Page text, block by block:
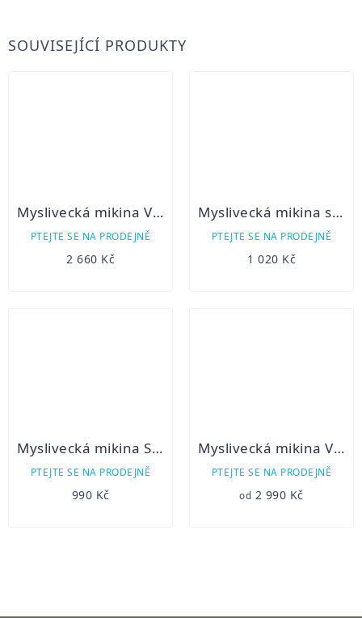
SOUVISEJÍCÍ PRODUKTY
Myslivecká mikina VIHORLAT
PTEJTE SE NA PRODEJNĚ
2 660 Kč
Myslivecká mikina s kapucí C.I.T. potisk
PTEJTE SE NA PRODEJNĚ
1 020 Kč
Myslivecká mikina Swedteam Lynx
PTEJTE SE NA PRODEJNĚ
990 Kč
Myslivecká mikina VIHORLAT 22
PTEJTE SE NA PRODEJNĚ
od 2 990 Kč